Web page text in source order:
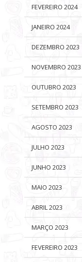
FEVEREIRO 2024
JANEIRO 2024
DEZEMBRO 2023
NOVEMBRO 2023
OUTUBRO 2023
SETEMBRO 2023
AGOSTO 2023
JULHO 2023
JUNHO 2023
MAIO 2023
ABRIL 2023
MARÇO 2023
FEVEREIRO 2023